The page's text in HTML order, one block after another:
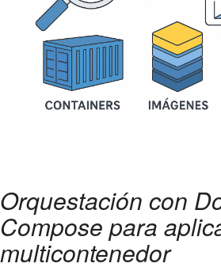
Orquestación con
Compose para
multicontenedor